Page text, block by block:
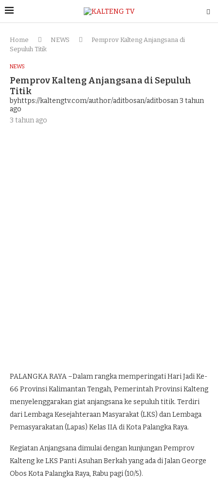
Home NEWS
Pemprov Kalteng Anjangsana di
Sepuluh Titik
NEWS
Pemprov Kalteng Anjangsana di Sepuluh
Titik
byhttps://kaltengtv.com/author/aditbosan/aditbosan3 tahun
ago
3 tahun ago
PALANGKA RAYA –Dalam rangka memperingati Hari Jadi Ke-
66 Provinsi Kalimantan Tengah, Pemerintah Provinsi Kalteng
menyelenggarakan giat anjangsana ke sepuluh titik. Terdiri
dari Lembaga Kesejahteraan Masyarakat (LKS) dan Lembaga
Pemasyarakatan (Lapas) Kelas IIA di Kota Palangka Raya.
Kegiatan Anjangsana dimulai dengan kunjungan Pemprov
Kalteng ke LKS Panti Asuhan Berkah yang ada di Jalan George
Obos Kota Palangka Raya, Rabu pagi (10/5).